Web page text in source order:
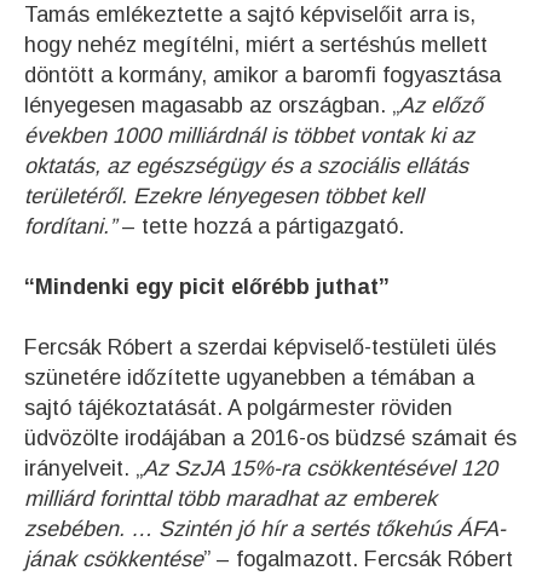
Tamás emlékeztette a sajtó képviselőit arra is,
hogy nehéz megítélni, miért a sertéshús mellett
döntött a kormány, amikor a baromfi fogyasztása
lényegesen magasabb az országban. „Az előző
években 1000 milliárdnál is többet vontak ki az
oktatás, az egészségügy és a szociális ellátás
területéről. Ezekre lényegesen többet kell
fordítani.”– tette hozzá a pártigazgató.
“Mindenki egy picit előrébb juthat”
Fercsák Róbert a szerdai képviselő-testületi ülés
szünetére időzítette ugyanebben a témában a
sajtó tájékoztatását. A polgármester röviden
üdvözölte irodájában a 2016-os büdzsé számait és
irányelveit. „Az SzJA 15%-ra csökkentésével 120
milliárd forinttal több maradhat az emberek
zsebében. … Szintén jó hír a sertés tőkehús ÁFA-
jának csökkentése” – fogalmazott. Fercsák Róbert